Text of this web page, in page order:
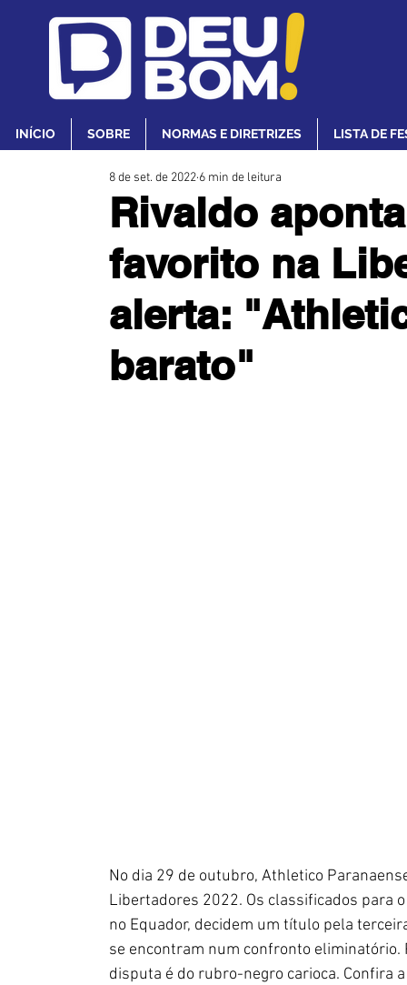
INÍCIO SOBRE NORMAS E DIRETRIZES LISTA DE
Rivaldo
favorito na
alerta:
barato"
8 de set. de 2022 6 min de leitura
No dia 29 de outubro, Athletico
Libertadores 2022. Os classificados para
no Equador, decidem um título pela
se encontram num confronto
disputa é do rubro-negro carioca. Confira